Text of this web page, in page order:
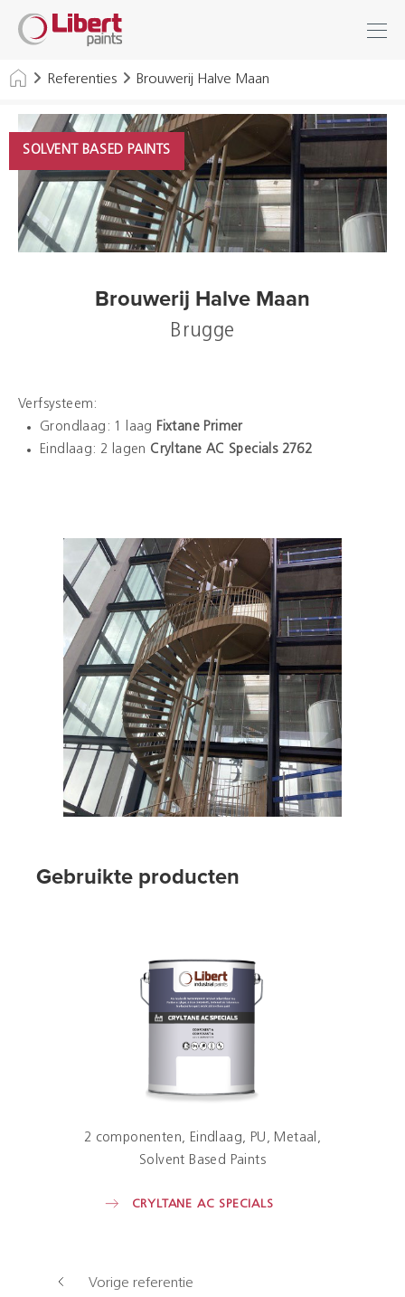
Libert
PaintsReferenties Brouwerij Halve Maan
SOLVENT BASED PAINTS
Brouwerij Halve Maan
Brugge
Verfsysteem:
Grondlaag: 1 laag Fixtane Primer
Eindlaag: 2 lagen Cryltane AC Specials 2762
Gebruikte producten
2 componenten Eindlaag PU
Metaal
Solvent Based Paints
CRYLTANE AC SPECIALS
Vorige referentie
Zoek
INDUSTRIE
GEBOUWEN
VLOEREN
HYGIËNE OPLOSSINGEN
THINNERS & VARIA
Dealers
Kleuren
Aalterpaint
FR EN